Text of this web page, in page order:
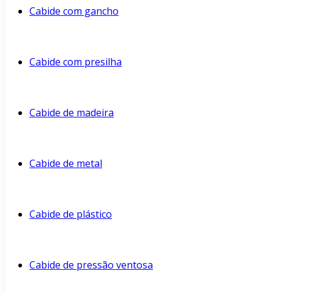
Cabide com gancho
Cabide com presilha
Cabide de madeira
Cabide de metal
Cabide de plástico
Cabide de pressão ventosa